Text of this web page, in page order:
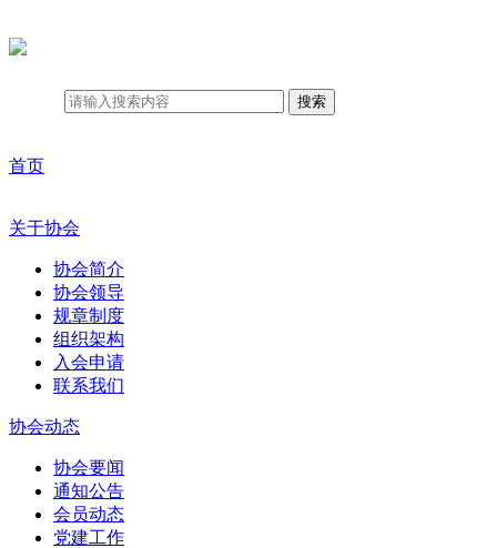
搜索
首页
关于协会
协会简介
协会领导
规章制度
组织架构
入会申请
联系我们
协会动态
协会要闻
通知公告
会员动态
党建工作